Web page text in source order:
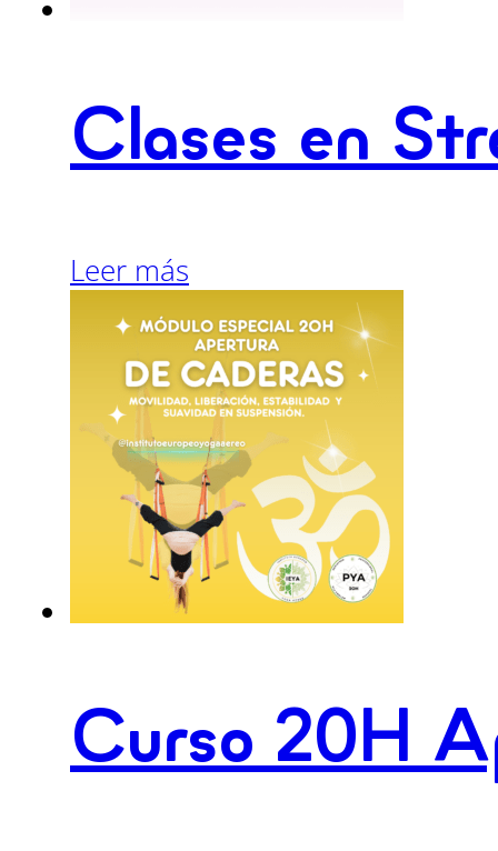
Clases en
Leer más
Curso 20H